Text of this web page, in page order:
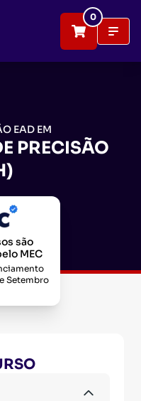
0
EAD EM
PRECISÃO
são
MEC
Setembro